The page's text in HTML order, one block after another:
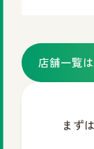
店舗一覧
まず